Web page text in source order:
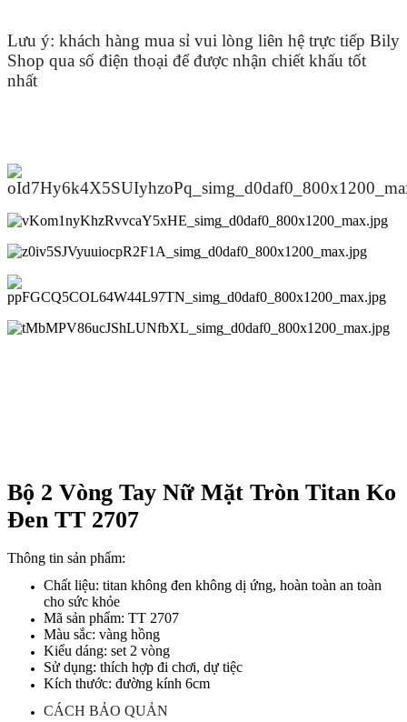
Lưu ý: khách hàng mua sỉ vui lòng liên hệ trực tiếp Bily
Shop qua số điện thoại để được nhận chiết khấu tốt
nhất
Bộ 2 Vòng Tay Nữ Mặt Tròn Titan Ko
Đen TT 2707
Thông tin sản phẩm:
Chất liệu: titan không đen không dị ứng, hoàn toàn an toàn
cho sức khỏe
Mã sản phẩm: TT 2707
Màu sắc: vàng hồng
Kiểu dáng: set 2 vòng
Sử dụng: thích hợp đi chơi, dự tiệc
Kích thước: đường kính 6cm
CÁCH BẢO QUẢN